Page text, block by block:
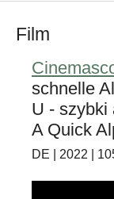
Film
schnelle
U - szybki
A Quick
DE | 2022 |